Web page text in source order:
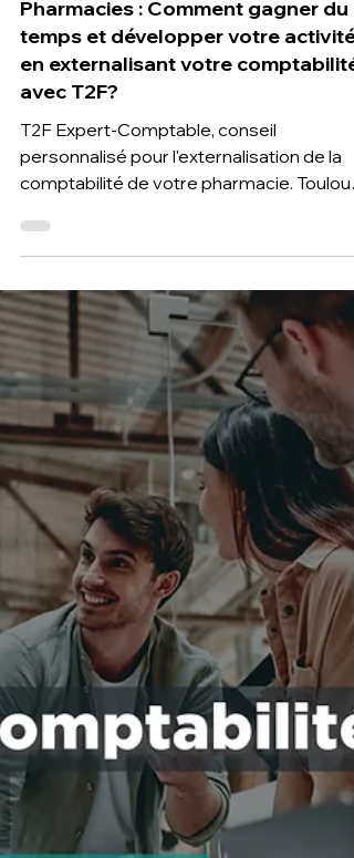
16 sept. 2024 5 min de lecture
Pharmacies : Comment gagner du
en externalisant votre comptabilité
avec T2F?
personnalisé pour l'externalisation de la
comptabilité de votre pharmacie.
et Paris. un interlocuteur